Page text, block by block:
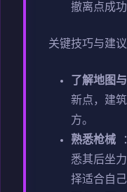
撤离点成
关键技巧与建议
了解地图
新点，建
方。
熟悉枪械
悉其后坐
择适合自己